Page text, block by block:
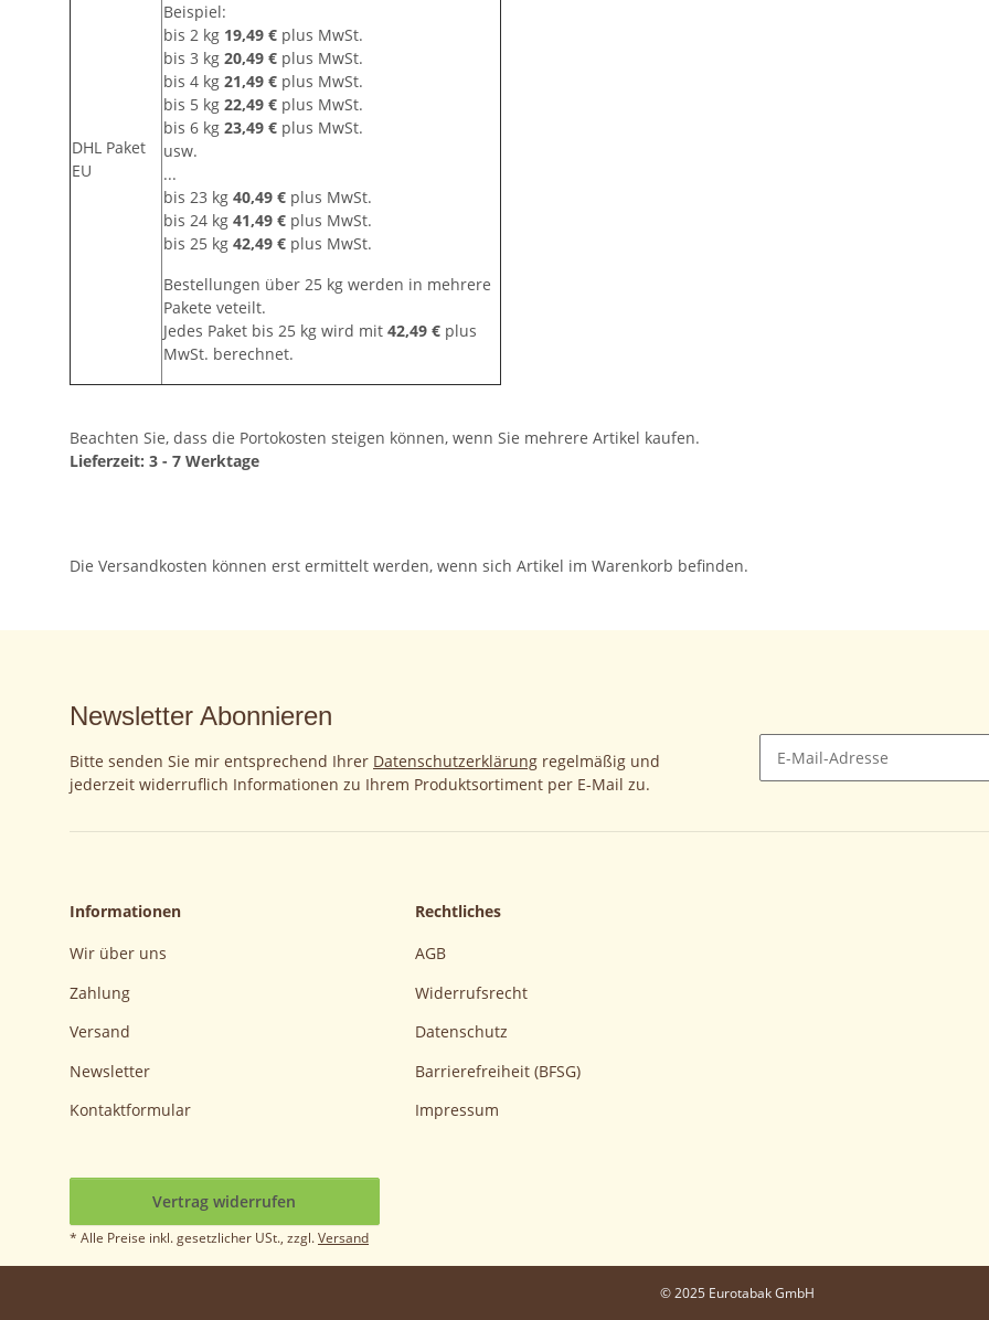
DHL Paket
EU
Beispiel:
bis 2 kg 19,49 € plus MwSt.
bis 3 kg 20,49 € plus MwSt.
bis 4 kg 21,49 € plus MwSt.
bis 5 kg 22,49 € plus MwSt.
bis 6 kg 23,49 € plus MwSt.
usw.
...
bis 23 kg 40,49 € plus MwSt.
bis 24 kg 41,49 € plus MwSt.
bis 25 kg 42,49 € plus MwSt.
Bestellungen über 25 kg werden in mehrere
Pakete veteilt.
Jedes Paket bis 25 kg wird mit 42,49 € plus
MwSt. berechnet.
Beachten Sie, dass die Portokosten steigen können, wenn Sie mehrere Artikel kaufen.
Lieferzeit: 3 - 7 Werktage
Die Versandkosten können erst ermittelt werden, wenn sich Artikel im Warenkorb befinden.
Newsletter Abonnieren
Bitte senden Sie mir entsprechend Ihrer Datenschutzerklärung regelmäßig und
jederzeit widerruflich Informationen zu Ihrem Produktsortiment per E-Mail zu.
Informationen
Wir über uns
Zahlung
Versand
Newsletter
Kontaktformular
Rechtliches
AGB
Widerrufsrecht
Datenschutz
Barrierefreiheit (BFSG)
Impressum
Vertrag widerrufen
* Alle Preise inkl. gesetzlicher USt., zzgl.Versand
© 2025 Eurotabak GmbH